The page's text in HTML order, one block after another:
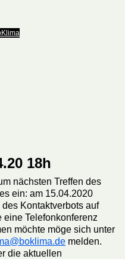
18h
nächsten Treffen des
ein: am 15.04.2020
Kontaktverbots auf
Telefonkonferenz
möchte möge sich unter
melden.
die aktuellen